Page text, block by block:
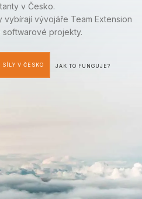
v Česko.
vybírají vývojáře Team Extension
projekty.
V ČESKO JAK TO FUNGUJE?